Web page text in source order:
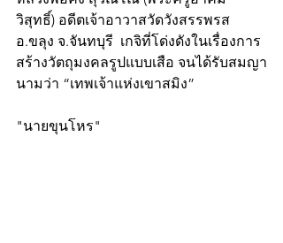
วิสุทธิ์) อดีตเจ้าอาวาสวัดวังสรรพรส
อ.ขลุง จ.จันทบุรี  เกจิที่โด่งดังในเรื่องการ
สร้างวัตถุมงคลรูปแบบเสือ จนได้รับสมญา
นามว่า “เทพเจ้าแห่งเขาสมิง”
"นายขุนโหร"